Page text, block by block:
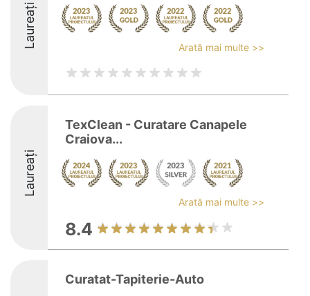
Laureați Arată mai multe >>
Laureați
TexClean - Curatare Canapele
Craiova...
Arată mai multe >>
8.4
Curatat-Tapiterie-Auto